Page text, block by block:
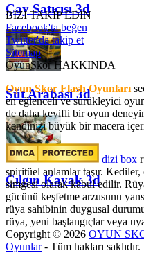
Çay Satıcısı 3d
Süt Arabası 3d
Çılgın Kayak 3d
BİZİ TAKİP EDİN
Facebook'ta beğen
Twitter'da takip et
Sitemap
OyunSkor HAKKINDA
Oyun Skor Flash Oyunları
en eğlenceli ve sürükleyici
de daha keyifli bir oyun
kendinizi büyük bir macera
dizi box
spiritüel anlamlar taşır. Kediler,
simgesi olarak kabul edilir.
gücünü keşfetme arzusunu
rüya sahibinin duygusal
rüya, yeni başlangıçlar veya
Copyright © 2026 OYUN
Oyunlar- Tüm hakları saklıdır.